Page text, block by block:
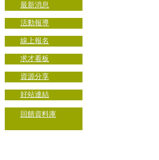
最新消息
活動報導
線上報名
求才看板
資源分享
好站連結
回饋資料庫